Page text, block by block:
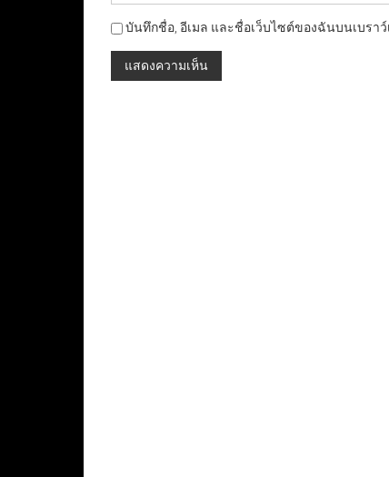
บันทึกชื่อ, อีเมล และชื่อเว็บไซต์ของฉันบนเบรา